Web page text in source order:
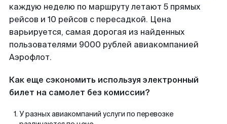
каждую неделю по маршруту летают 5 прямых
рейсов и 10 рейсов с пересадкой. Цена
варьируется, самая дорогая из найденных
пользователями 9000 рублей авиакомпанией
Аэрофлот.
Как еще сэкономить используя электронный
билет на самолет без комиссии?
У разных авиакомпаний услуги по перевозке